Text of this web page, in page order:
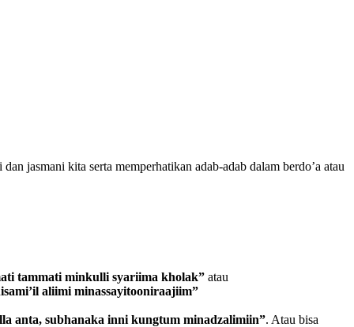
jasmani kita serta memperhatikan adab-adab dalam berdo’a atau
tammati minkulli syariima kholak” atau
aliimi minassayitooniraajiim”
anta, subhanaka inni kungtum minadzalimiin”. Atau bisa